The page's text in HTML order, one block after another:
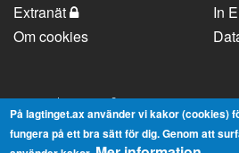
Extranät
In
Om cookies
Kontaktuppgifter
På lagtinget.ax använder vi kakor (cookies)
fungera på ett bra sätt för dig. Genom att